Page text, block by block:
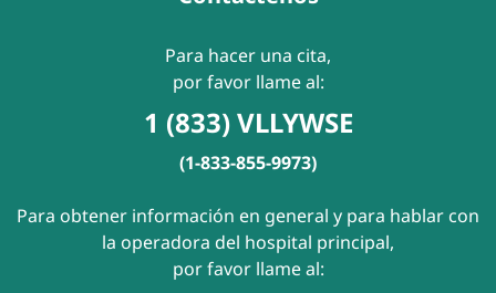
Para hacer una cita,
por favor llame al:
1 (833) VLLYWSE
(1-833-855-9973)
Para obtener información en general y para hablar con
la operadora del hospital principal,
por favor llame al: